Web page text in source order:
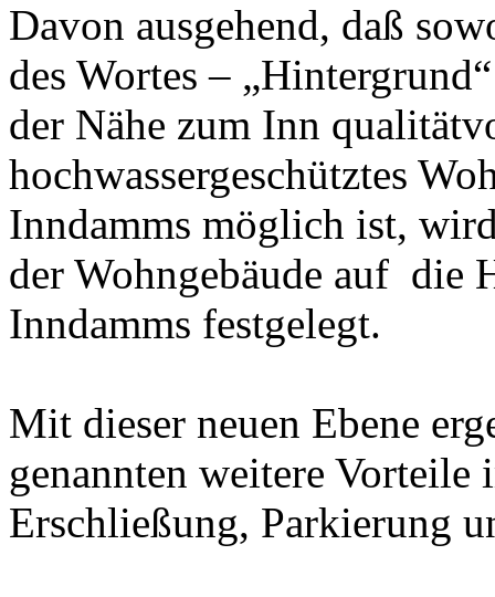
Davon ausgehend, daß
des Wortes –
der Nähe zum Inn
hochwassergeschütztes
Inndamms möglich ist,
der Wohngebäude auf die
Inndamms festgelegt.
Mit dieser neuen Ebene
genannten weitere Vorteile
Erschließung, Parkierung